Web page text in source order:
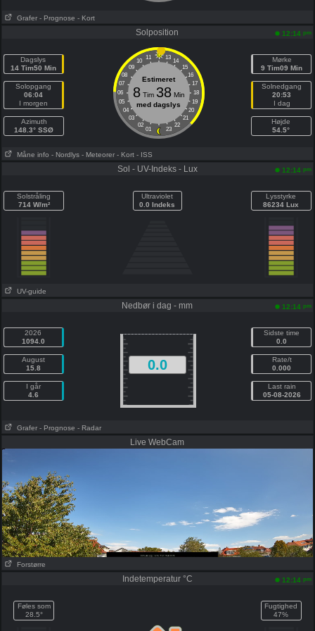
Grafer - Prognose - Kort
Solposition 12:14 pm
Dagslys
14 Tim50 Min
Solopgang
06:04
I morgen
Azimuth
148.3° SSØ
11 13
10
14
09
15
08
16
07
17
06
18
05
19
04
20
03
21
02
22
01 23
Estimeret
8Tim 38Min
med dagslys
Mørke
9 Tim09 Min
Solnedgang
20:53
I dag
Højde
54.5°
Måne info - Nordlys - Meteorer - Kort - ISS
Sol - UV-Indeks - Lux 12:14 pm
Solstråling
714 W/m²
Ultraviolet
0.0 Indeks
Lysstyrke
86234 Lux
UV-guide
Nedbør i dag - mm 12:14 pm
2026
1094.0
August
15.8
I går
4.6
0.0
Sidste time
0.0
Rate/t
0.000
Last rain
05-08-2026
Grafer - Prognose - Radar
Live WebCam
Forstørre
Indetemperatur °C 12:14 pm
Føles som
28.5°
Fugtighed
47%